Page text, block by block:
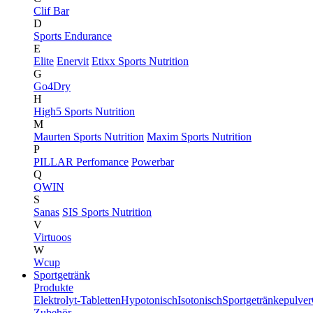
Clif Bar
D
Sports Endurance
E
Elite Enervit Etixx Sports Nutrition
G
Go4Dry
H
High5 Sports Nutrition
M
Maurten Sports Nutrition Maxim Sports Nutrition
P
PILLAR Perfomance Powerbar
Q
QWIN
S
Sanas SIS Sports Nutrition
V
Virtuoos
W
Wcup
Sportgetränk
Produkte
Elektrolyt-TablettenHypotonischIsotonischSportgetränkepulver